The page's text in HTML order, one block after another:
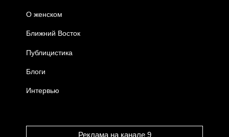
О женском
Ближний Восток
Публицистика
Блоги
Интервью
Реклама на канале 9